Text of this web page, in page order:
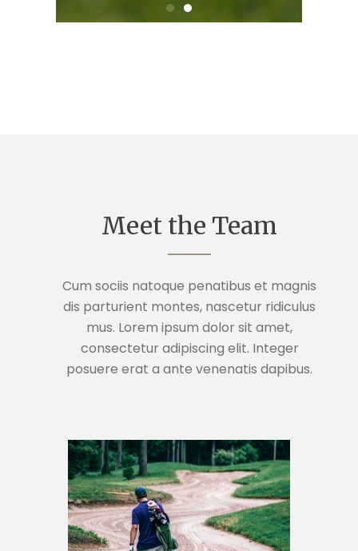
Meet the Team
Cum sociis natoque penatibus et magnis
dis parturient montes, nascetur ridiculus
mus. Lorem ipsum dolor sit amet,
consectetur adipiscing elit. Integer
posuere erat a ante venenatis dapibus.